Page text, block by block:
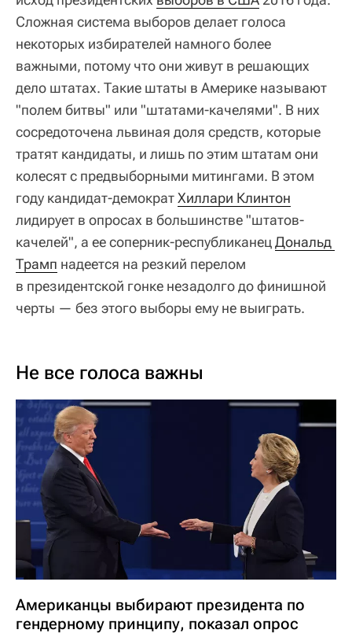
Сложная система выборов делает голоса
некоторых избирателей намного более
важными, потому что они живут в решающих
дело штатах. Такие штаты в Америке называют
"полем битвы" или "штатами-качелями". В них
сосредоточена львиная доля средств, которые
тратят кандидаты, и лишь по этим штатам они
колесят с предвыборными митингами. В этом
году кандидат-демократХиллари Клинтон
лидирует в опросах в большинстве "штатов-
качелей", а ее соперник-республиканецДональд
Трамп надеется на резкий перелом
в президентской гонке незадолго до финишной
черты — без этого выборы ему не выиграть.
Не все голоса важны
Американцы выбирают президента по
гендерному принципу, показал опрос